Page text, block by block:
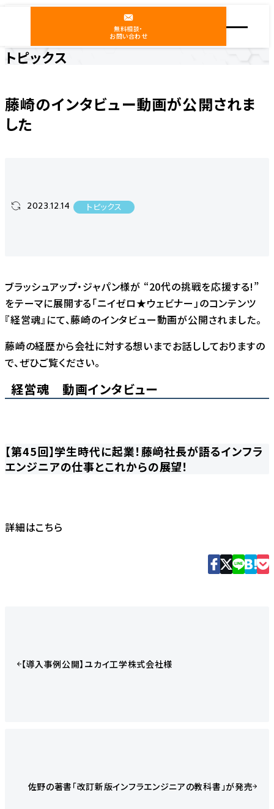
無料相談・
お問い合わせ
トピックス
藤崎のインタビュー動画が公開されま
した
2023.12.14 トピックス
ブラッシュアップ・ジャパン様が “20代の挑戦を応援する!”
をテーマに展開する「ニイゼロ★ウェビナー」のコンテンツ
『経営魂』にて、藤崎のインタビュー動画が公開されました。
藤崎の経歴から会社に対する想いまでお話ししておりますの
で、ぜひご覧ください。
経営魂 動画インタビュー
【第45回】学生時代に起業！藤﨑社長が語るインフラ
エンジニアの仕事とこれからの展望！
詳細はこちら
【導入事例公開】ユカイ工学株式会社様
佐野の著書「改訂新版インフラエンジニアの教科書」が発売